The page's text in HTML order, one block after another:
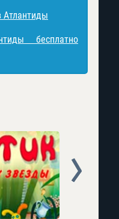
Атлантиды
бесплатно